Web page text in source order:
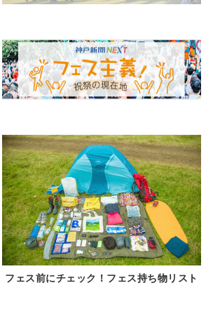
フェス前にチェック！フェス持ち物リスト